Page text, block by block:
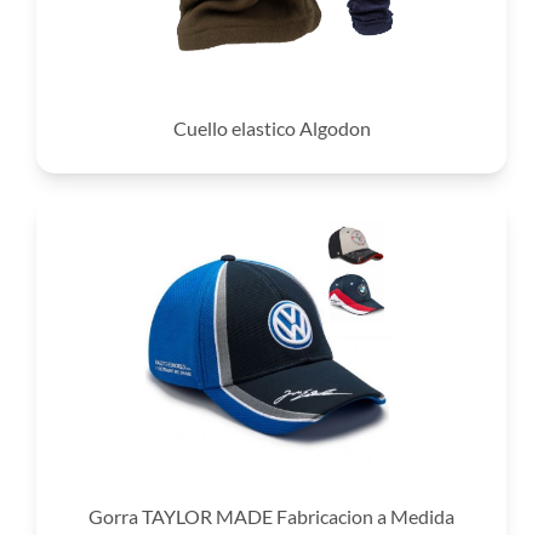
Cuello elastico Algodon
Gorra TAYLOR MADE Fabricacion a Medida